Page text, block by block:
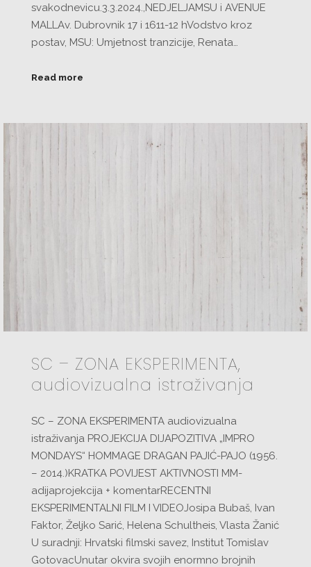
svakodnevicu.3.3.2024.,NEDJELJAMSU i AVENUE
MALLAv. Dubrovnik 17 i 1611-12 hVodstvo kroz
postav, MSU: Umjetnost tranzicije, Renata…
Read more
SC – ZONA EKSPERIMENTA,
audiovizualna istraživanja
SC – ZONA EKSPERIMENTA audiovizualna
istraživanja PROJEKCIJA DIJAPOZITIVA „IMPRO
MONDAYS“ HOMMAGE DRAGAN PAJIĆ-PAJO (1956.
– 2014.)KRATKA POVIJEST AKTIVNOSTI MM-
adijaprojekcija + komentarRECENTNI
EKSPERIMENTALNI FILM I VIDEOJosipa Bubaš, Ivan
Faktor, Željko Sarić, Helena Schultheis, Vlasta Žanić
U suradnji: Hrvatski filmski savez, Institut Tomislav
GotovacUnutar okvira svojih enormno brojnih